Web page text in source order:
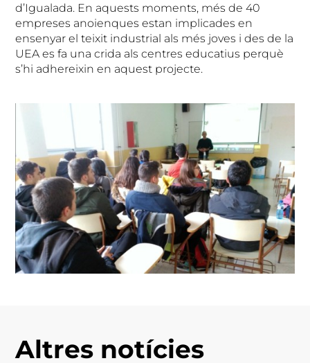
d’Igualada. En aquests moments, més de 40
empreses anoienques estan implicades en
ensenyar el teixit industrial als més joves i des de la
UEA es fa una crida als centres educatius perquè
s’hi adhereixin en aquest projecte.
Altres notícies